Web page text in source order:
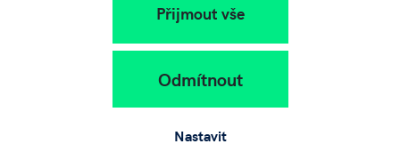
Přijmout vše
Odmítnout
Nastavit
certifikované metodice (trojsektorové členění kulturního a
účtu kultury). KKO budou dále dle klasifikace CZ-NACE
podřazeny jednotlivým oblastem kultury tak, jak uvádí